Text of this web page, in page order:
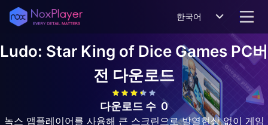
한국어
Ludo: Star King of Dice Games PC버
전 다운로드
다운로드 수 0
녹스 앱플레이어를 사용해 큰 스크린으로 발열현상 없이 게임